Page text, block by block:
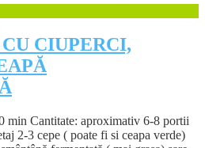
CIUPERCI,
min Cantitate: aproximativ 6-8 portii
2-3 cepe ( poate fi si ceapa verde)